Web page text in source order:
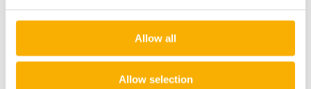
Allow all
Allow selection
Inpost Paczkomaty 10,00 zł